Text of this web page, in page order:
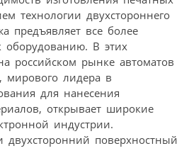
технологии двухстороннего
предъявляет все более
оборудованию. В этих
российском рынке автоматов
мирового лидера в
для нанесения
открывает широкие
индустрии.
поверхностный